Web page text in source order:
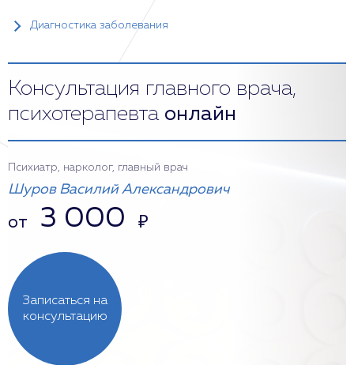
Диагностика заболевания
Консультация главного врача,
психотерапевта онлайн
Записаться на
консультацию
Психиатр, нарколог, главный врач
Шуров Василий Александрович
от 3 000 ₽